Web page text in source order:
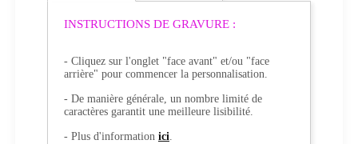
INSTRUCTIONS DE GRAVURE :
- Cliquez sur l'onglet "face avant" et/ou "face
arrière" pour commencer la personnalisation.
- De manière générale, un nombre limité de
caractères garantit une meilleure lisibilité.
- Plus d'information ici.